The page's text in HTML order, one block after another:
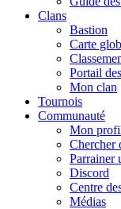
Clans
Bastion
Carte
Portail
Mon clan
Tournois
Communauté
Mon
Chercher
Parrainer
Discord
Centre
Médias